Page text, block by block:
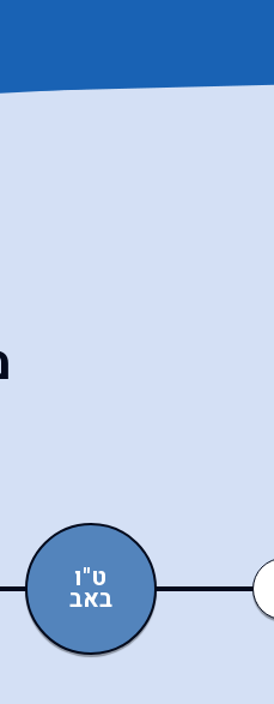
ט"ו
באב